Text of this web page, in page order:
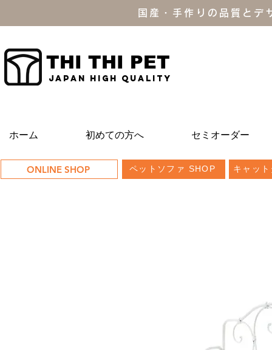
国産・手作りの品質と
THI THI PET
JAPAN high quality
ホーム 初めての方へ セミオーダー
ONLINE SHOP ペットソファ SHOP キャッ